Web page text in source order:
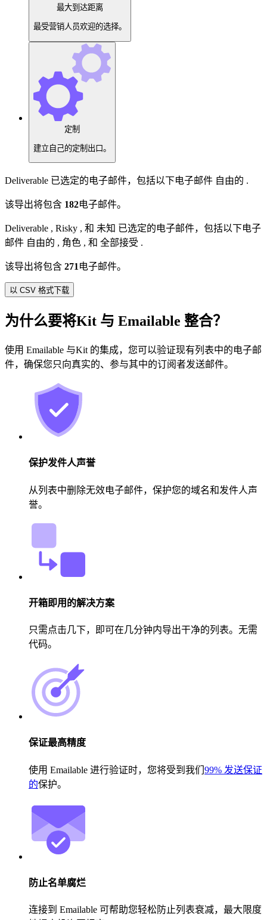
最大到达距离
最受营销人员欢迎的选择。
定制
建立自己的定制出口。
Deliverable 已选定的电子邮件，包括以下电子邮件 自由的 .
该导出将包含 182电子邮件。
Deliverable , Risky , 和 未知 已选定的电子邮件，包括以下电子
邮件 自由的 , 角色 , 和 全部接受 .
该导出将包含 271 电子邮件。
以 CSV 格式下载
为什么要将Kit 与 Emailable 整合？
使用 Emailable 与Kit 的集成，您可以验证现有列表中的电子邮
件，确保您只向真实的、参与其中的订阅者发送邮件。
保护发件人声誉
从列表中删除无效电子邮件，保护您的域名和发件人声
誉。
开箱即用的解决方案
只需点击几下，即可在几分钟内导出干净的列表。无需
代码。
保证最高精度
使用 Emailable 进行验证时，您将受到我们 99% 发送保证
的保护。
防止名单腐烂
连接到 Emailable 可帮助您轻松防止列表衰减，最大限度